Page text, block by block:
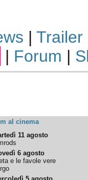
| Trailer
| Forum |
al cinema
11 agosto
6 agosto
e le favole vere